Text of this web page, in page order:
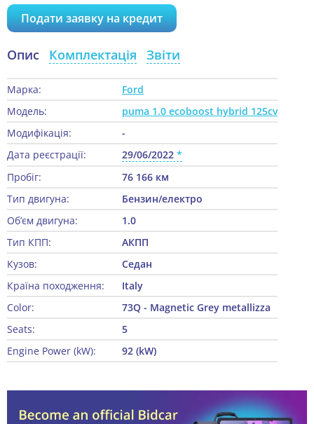
Подати заявку на кредит
Опис Комплектація Звіти
Марка:
Ford
Модель:
puma 1.0 ecoboost hybrid 125cv
Модифікація:
-
Дата реєстрації:
29/06/2022
Пробіг:
76 166 км
Тип двигуна:
Бензин/електро
Об’єм двигуна:
1.0
Тип КПП:
АКПП
Кузов:
Седан
Країна походження:
Italy
Color:
73Q - Magnetic Grey metallizza
Seats:
5
Engine Power (kW):
92 (kW)